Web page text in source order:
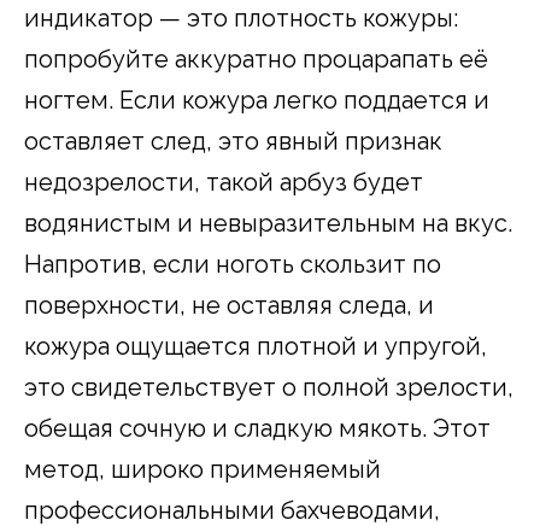
индикатор — это плотность кожуры:
попробуйте аккуратно процарапать её
ногтем. Если кожура легко поддается и
оставляет след, это явный признак
недозрелости, такой арбуз будет
водянистым и невыразительным на вкус.
Напротив, если ноготь скользит по
поверхности, не оставляя следа, и
кожура ощущается плотной и упругой,
это свидетельствует о полной зрелости,
обещая сочную и сладкую мякоть. Этот
метод, широко применяемый
профессиональными бахчеводами,